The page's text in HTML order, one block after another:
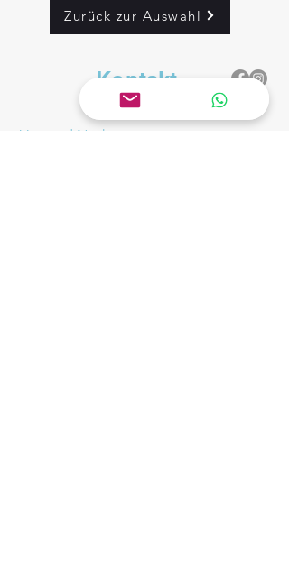
Zurück zur Auswahl
Kontakt
Vor- und Nachnamen